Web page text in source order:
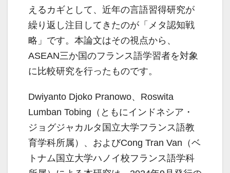
えるカギとして、近年の言語習得研究が
繰り返し注目してきたのが「メタ認知戦
略」です。本論文はその視点から、
ASEAN三か国のフランス語学習者を対象
に比較研究を行ったものです。
Dwiyanto Djoko Pranowo、Roswita
Lumban Tobing（ともにインドネシア・
ジョグジャカルタ国立大学フランス語教
育学科所属）、およびCong Tran Van（ベ
トナム国立大学ハノイ校フランス語学科